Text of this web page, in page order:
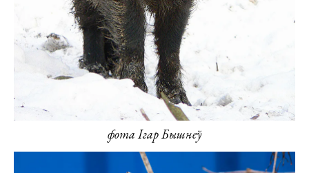
фота Ігар Бышнеў